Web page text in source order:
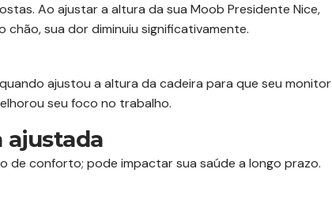
Ao ajustar a altura da sua Moob Presidente Nice,
sua dor diminuiu significativamente.
ajustou a altura da cadeira para que seu monitor
seu foco no trabalho.
ajustada
de conforto; pode impactar sua saúde a longo prazo.